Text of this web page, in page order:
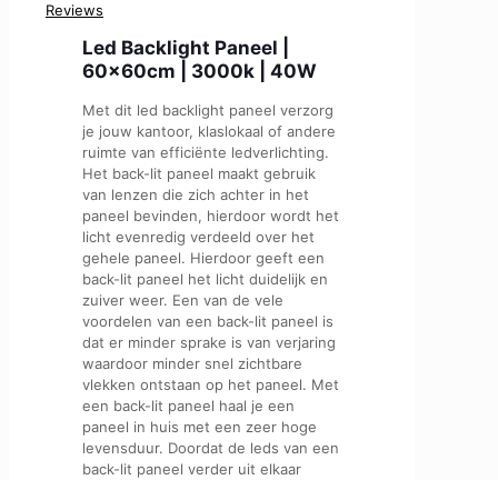
Reviews
Led Backlight Paneel |
60x60cm | 3000k | 40W
Met dit led backlight paneel verzorg
je jouw kantoor, klaslokaal of andere
ruimte van efficiënte ledverlichting.
Het back-lit paneel maakt gebruik
van lenzen die zich achter in het
paneel bevinden, hierdoor wordt het
licht evenredig verdeeld over het
gehele paneel. Hierdoor geeft een
back-lit paneel het licht duidelijk en
zuiver weer. Een van de vele
voordelen van een back-lit paneel is
dat er minder sprake is van verjaring
waardoor minder snel zichtbare
vlekken ontstaan op het paneel. Met
een back-lit paneel haal je een
paneel in huis met een zeer hoge
levensduur. Doordat de leds van een
back-lit paneel verder uit elkaar